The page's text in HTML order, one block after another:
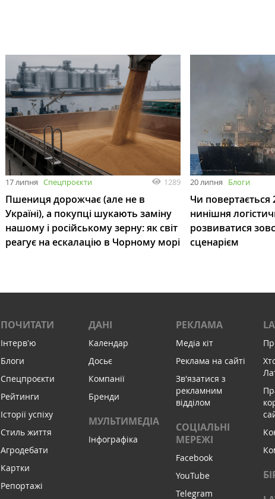
17 липня Спецпроєкти 1289
Пшениця дорожчає (але не в
Україні), а покупці шукають заміну
нашому і російському зерну: як світ
реагує на ескалацію в Чорному морі
20 липня Блоги
Чи повертається
нинішня
розвиватися
сценарієм
ПОЧИТАТИ
Інтервʼю
Блоги
Спецпроєкти
Рейтинги
Історії успіху
Стиль життя
Агродебати
Картки
Репортажі
ДАНІ
Календар
Досьє
Компанії
Бренди
МУЛЬТИМЕДІА
Інфографіка
РЕКЛАМА
Медіа кіт
Реклама на сайті
Зв'язатися з
рекламним
відділом
СОЦІАЛЬНІ
МЕРЕЖІ
Facebook
YouTube
Telegram